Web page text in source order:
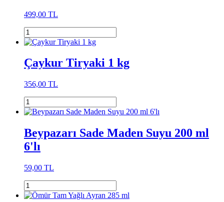
499,00 TL
Çaykur Tiryaki 1 kg
356,00 TL
Beypazarı Sade Maden Suyu 200 ml
6'lı
59,00 TL